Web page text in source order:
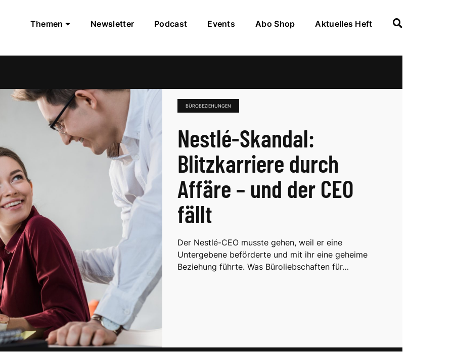
Themen Newsletter Podcast Events Abo Shop Aktuelles Heft
BÜROBEZIEHUNGEN
Nestlé-Skandal:
Blitzkarriere durch
Affäre – und der CEO
fällt
Der Nestlé-CEO musste gehen, weil er eine
Untergebene beförderte und mit ihr eine geheime
Beziehung führte. Was Büroliebschaften für…